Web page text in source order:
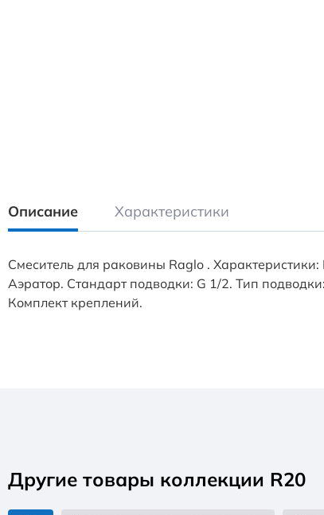
Описание Характеристики
Смеситель для раковины Raglo .
Аэратор. Стандарт подводки: G 1/2. Тип
Комплект креплений.
Другие товары коллекции R20